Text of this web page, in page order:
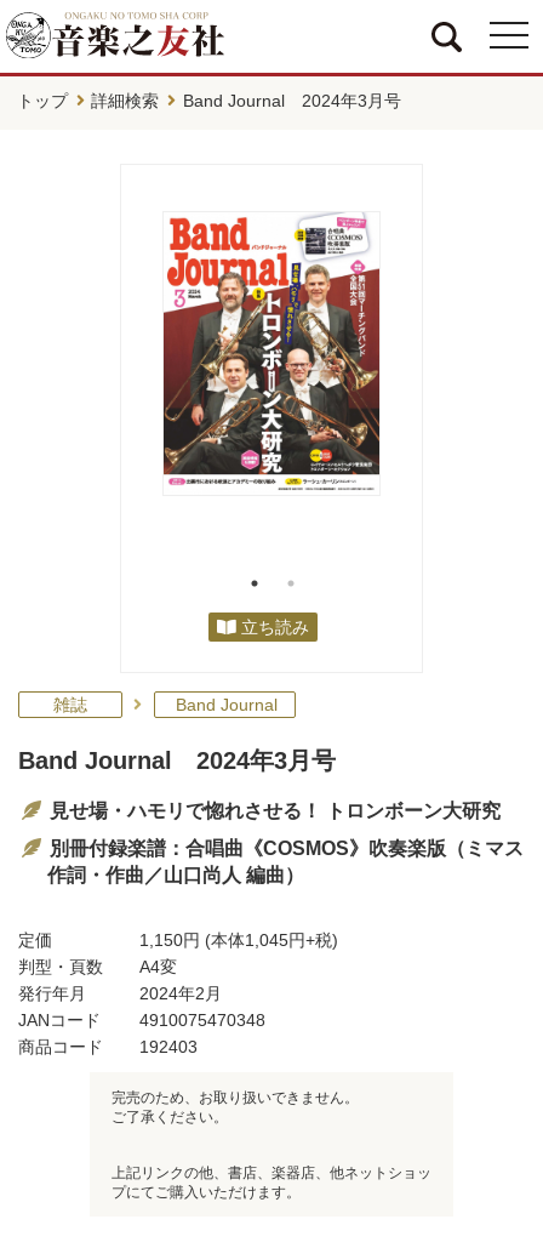
トップ 詳細検索 Band Journal 2024年3月号
立ち読み
雑誌 Band Journal
Band Journal 2024年3月号
見せ場・ハモリで惚れさせる！ トロンボーン大研究
別冊付録楽譜：合唱曲《COSMOS》吹奏楽版（ミマス
作詞・作曲／山口尚人 編曲）
定価 1,150円 (本体1,045円+税)
判型・頁数
A4変
発行年月
2024年2月
JANコード
4910075470348
商品コード
192403
完売のため、お取り扱いできません。
ご了承ください。
上記リンクの他、書店、楽器店、他ネットショッ
プにてご購入いただけます。